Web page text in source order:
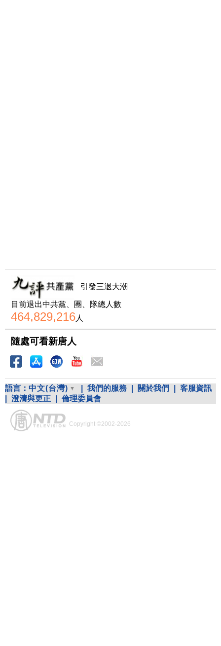
引發三退大潮
目前退出中共黨、團、隊總人數
464,829,216人
隨處可看新唐人
語言： 中文(台灣) 我們的服務 關於我們
客服資訊
澄清與更正 倫理委員會
Copyright ©2002-2026